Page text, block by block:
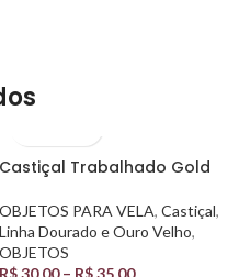
Castiçal Trabalhado Gold
OBJETOS PARA VELA, Castiçal,
Linha Dourado e Ouro Velho,
OBJETOS